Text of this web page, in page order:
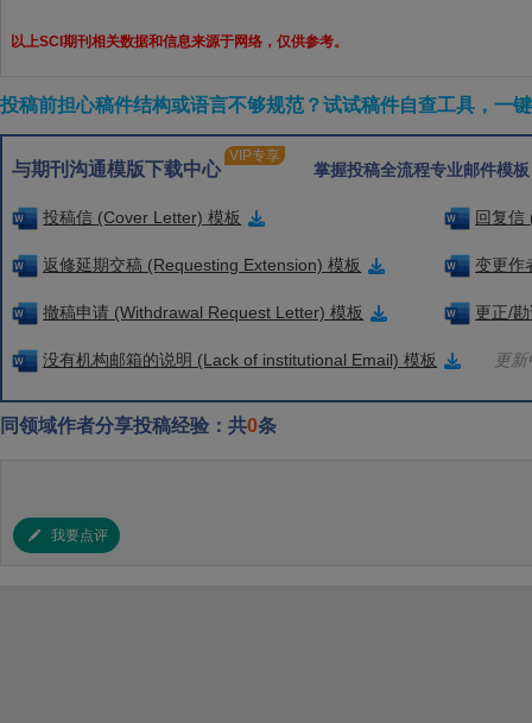
以上SCI期刊相关数据和信息来源于网络，仅供参考。
投稿前担心稿件结构或语言不够规范？试试稿件自查工具，一
与期刊沟通模版下载中心
VIP专享
掌握投稿全流程专业邮件模
投稿信 (Cover Letter) 模板 回复信
返修延期交稿 (Requesting Extension) 模板 变更作
撤稿申请 (Withdrawal Request Letter) 模板 更正/
没有机构邮箱的说明 (Lack of institutional Email) 模板 更
同领域作者分享投稿经验：共0条
我要点评